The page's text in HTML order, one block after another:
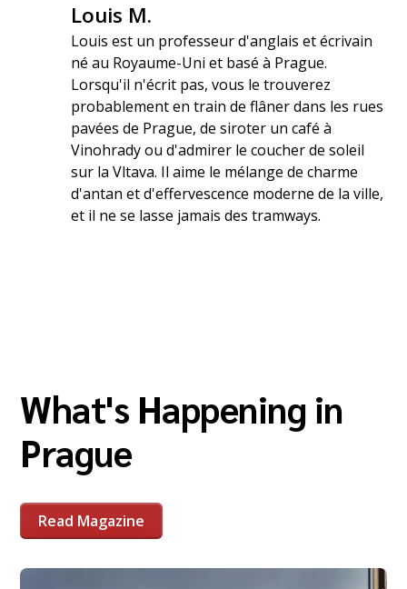
Louis M.
Louis est un professeur d'anglais et écrivain
né au Royaume-Uni et basé à Prague.
Lorsqu'il n'écrit pas, vous le trouverez
probablement en train de flâner dans les rues
pavées de Prague, de siroter un café à
Vinohrady ou d'admirer le coucher de soleil
sur la Vltava. Il aime le mélange de charme
d'antan et d'effervescence moderne de la ville,
et il ne se lasse jamais des tramways.
What's Happening in
Prague
Read Magazine